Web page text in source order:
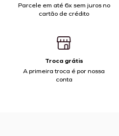
Parcele em até 6x sem juros no
cartão de crédito
Troca grátis
A primeira troca é por nossa
conta